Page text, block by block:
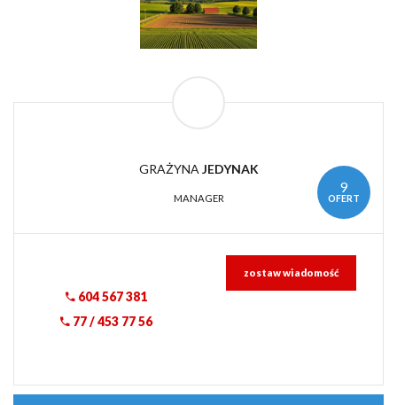
9
OFERT
GRAŻYNA JEDYNAK
MANAGER
604 567 381
77 / 453 77 56
zostaw wiadomość